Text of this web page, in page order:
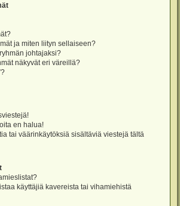
ja miten liityn sellaiseen?
johtajaksi?
näkyvät eri väreillä?
en halua!
tai väärinkäytöksiä sisältäviä viestejä tältä
käyttäjiä kavereista tai vihamiehistä